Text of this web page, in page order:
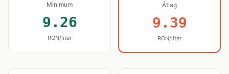
Minimum
9.26
RON/liter
Átlag
9.39
RON/liter